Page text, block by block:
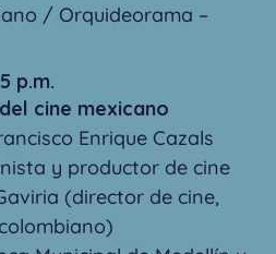
/ Orquideorama –
p.m.
cine mexicano
Enrique Cazals
y productor de cine
(director de cine,